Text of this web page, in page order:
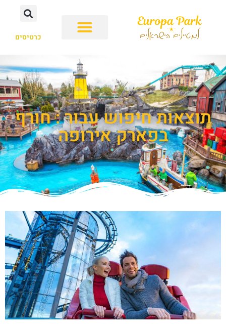
כרטיסים
תוצאות חיפוש עבור : חורף
בפארק אירופה